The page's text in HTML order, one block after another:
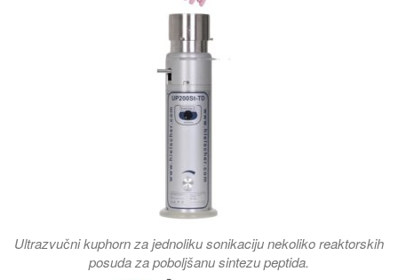
Ultrazvučni kuphorn za jednoliku sonikaciju nekoliko reaktorskih
posuda za poboljšanu sintezu peptida.